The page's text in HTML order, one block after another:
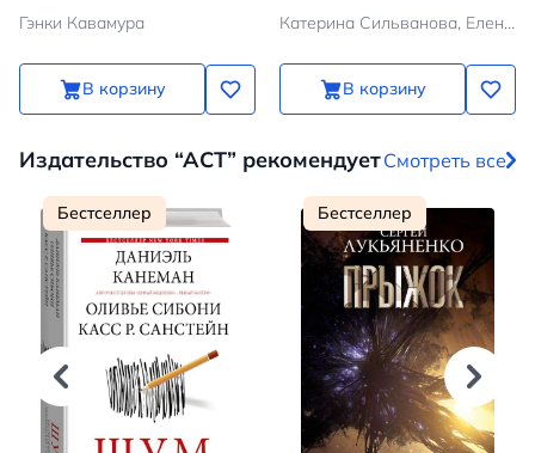
Гэнки Кавамура
В корзину
Катерина Сильванова, Елена Малисова
В корзину
Издательство “АСТ” рекомендуетСмотреть все
Бестселлер Бестселлер